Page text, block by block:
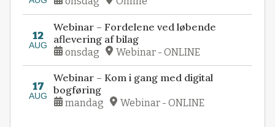
12
AUG
Webinar – Fordelene ved løbende
aflevering af bilag
onsdag Webinar - ONLINE
17
AUG
Webinar – Kom i gang med digital
bogføring
mandag Webinar - ONLINE